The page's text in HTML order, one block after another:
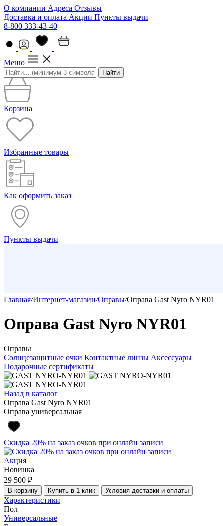
О компании Адреса Отзывы
Доставка и оплата Акции Пункты выдачи
8-800 333-43-40
Меню
Найти
Корзина
Избранные товары
Как оформить заказ
Пункты выдачи
Главная/Интернет-магазин/Оправы/Оправа Gast Nyro NYR01
Оправа Gast Nyro NYR01
Оправы
Солнцезащитные очки Контактные линзы Аксессуары
Подарочные сертификаты
Назад в каталог
Оправа Gast Nyro NYR01
Оправа универсальная
Скидка 20% на заказ очков при онлайн записи
Акция
Новинка
29 500 ₽
В корзину Купить в 1 клик Условия доставки и оплаты
Характеристики
Пол
Универсальные